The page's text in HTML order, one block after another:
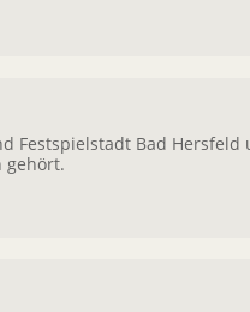
Festspielstadt Bad
gehört.